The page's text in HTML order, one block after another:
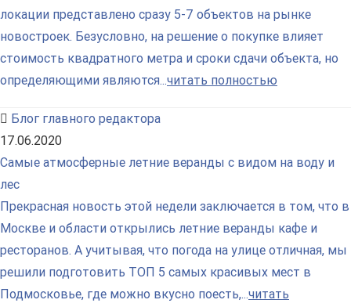
локации представлено сразу 5-7 объектов на рынке
новостроек. Безусловно, на решение о покупке влияет
стоимость квадратного метра и сроки сдачи объекта, но
определяющими являются...читать полностью
Блог главного редактора
17.06.2020
Самые атмосферные летние веранды с видом на воду и
лес
Прекрасная новость этой недели заключается в том, что в
Москве и области открылись летние веранды кафе и
ресторанов. А учитывая, что погода на улице отличная, мы
решили подготовить ТОП 5 самых красивых мест в
Подмосковье, где можно вкусно поесть,...читать